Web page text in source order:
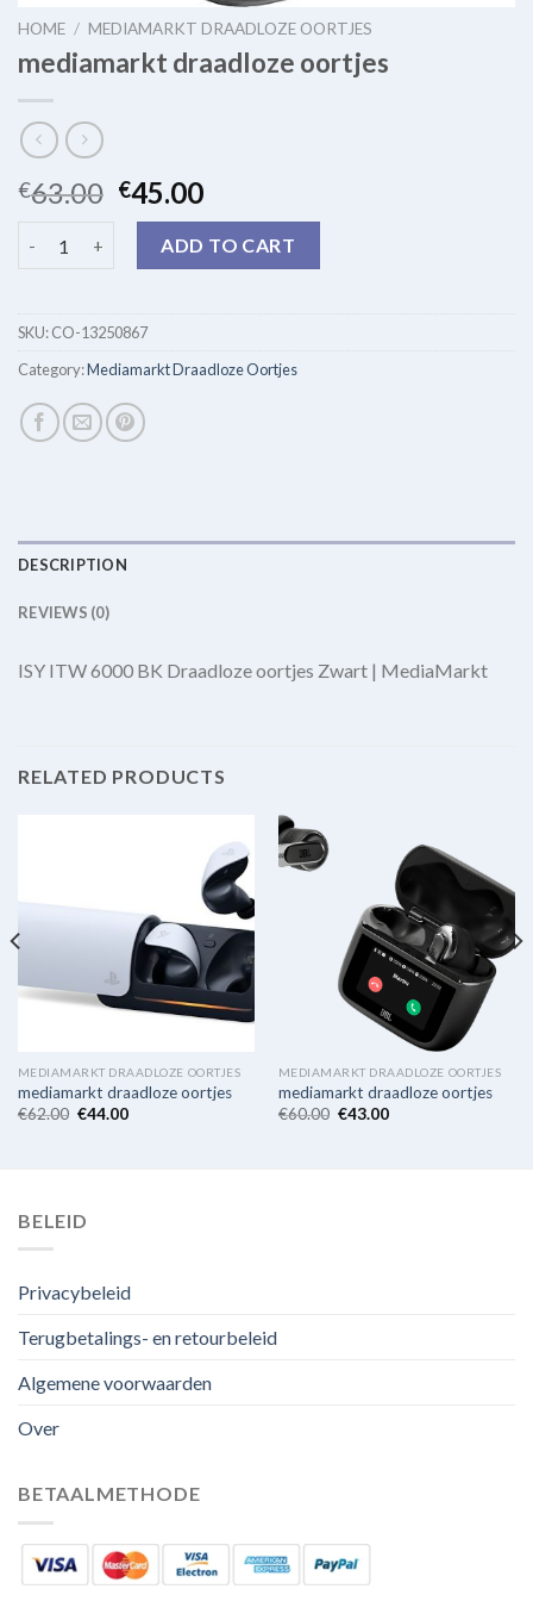
HOME / MEDIAMARKT DRAADLOZE OORTJES
mediamarkt draadloze oortjes
€63.00 €45.00
ADD TO CART
SKU:CO-13250867
Category:Mediamarkt Draadloze Oortjes
DESCRIPTION
REVIEWS (0)
ISY ITW 6000 BK Draadloze oortjes Zwart | MediaMarkt
RELATED PRODUCTS
MEDIAMARKT DRAADLOZE OORTJES
mediamarkt draadloze oortjes
€62.00 €44.00
MEDIAMARKT DRAADLOZE OORTJES
mediamarkt draadloze oortjes
€60.00 €43.00
BELEID
Privacybeleid
Terugbetalings- en retourbeleid
Algemene voorwaarden
Over
BETAALMETHODE